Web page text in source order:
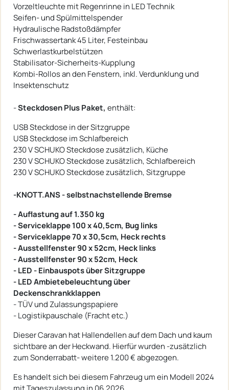
Vorzeltleuchte mit Regenrinne in LED Technik
Seifen- und Spülmittelspender
Hydraulische Radstoßdämpfer
Frischwassertank 45 Liter, Festeinbau
Schwerlastkurbelstützen
Stabilisator-Sicherheits-Kupplung
Kombi-Rollos an den Fenstern, inkl. Verdunklung und
Insektenschutz
-Steckdosen Plus Paket, enthält:
USB Steckdose in der Sitzgruppe
USB Steckdose im Schlafbereich
230 V SCHUKO Steckdose zusätzlich, Küche
230 V SCHUKO Steckdose zusätzlich, Schlafbereich
230 V SCHUKO Steckdose zusätzlich, Sitzgruppe
-KNOTT.ANS - selbstnachstellende Bremse
- Auflastung auf 1.350 kg
- Serviceklappe 100 x 40,5cm, Bug links
- Serviceklappe 70 x 30,5cm, Heck rechts
- Ausstellfenster 90 x 52cm, Heck links
- Ausstellfenster 90 x 52cm, Heck
- LED - Einbauspots über Sitzgruppe
- LED Ambietebeleuchtung über
Deckenschrankklappen
- TÜV und Zulassungspapiere
- Logistikpauschale (Fracht etc.)
Dieser Caravan hat Hallendellen auf dem Dach und kaum
sichtbare an der Heckwand. Hierfür wurden -zusätzlich
zum Sonderrabatt- weitere 1.200 € abgezogen.
Es handelt sich bei diesem Fahrzeug um ein Modell 2024